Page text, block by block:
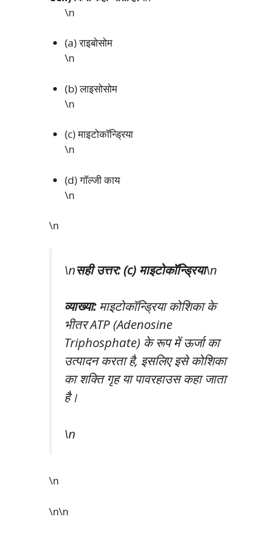
\n
(a) राइबोसोम
\n
(b) लाइसोसोम
\n
(c) माइटोकॉन्ड्रिया
\n
(d) गॉल्जी काय
\n
\n
\nसही उत्तर: (c) माइटोकॉन्ड्रिया\n
व्याख्या:माइटोकॉन्ड्रिया कोशिका के
भीतर ATP (Adenosine
Triphosphate) के रूप में ऊर्जा का
उत्पादन करता है, इसलिए इसे कोशिका
का शक्ति गृह या पावरहाउस कहा जाता
है।
\n
\n
\n\n